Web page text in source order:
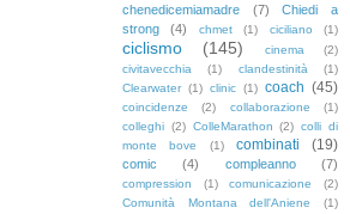
chenedicemiamadre (7)
Chiedi a
strong
(4) chmet (1) ciciliano (1)
ciclismo (145) cinema
(2)
civitavecchia
(1) clandestinità
(1)
Clearwater (1) clinic (1) coach (45)
coincidenze (2) collaborazione
(1)
colleghi (2) ColleMarathon (2) colli di
monte bove
(1) combinati (19)
comic (4) compleanno (7)
compression (1) comunicazione
(2)
Comunità Montana dell'Aniene
(1)